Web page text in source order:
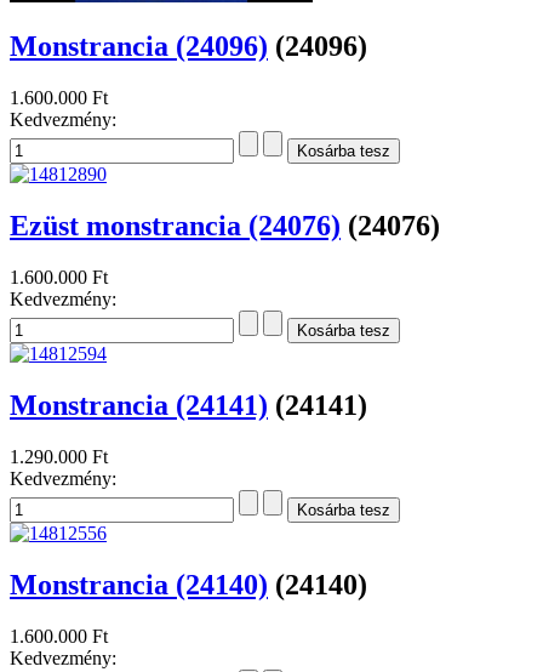
Monstrancia (24096) (24096)
1.600.000 Ft
Kedvezmény:
Ezüst monstrancia (24076) (24076)
1.600.000 Ft
Kedvezmény:
Monstrancia (24141) (24141)
1.290.000 Ft
Kedvezmény:
Monstrancia (24140) (24140)
1.600.000 Ft
Kedvezmény: